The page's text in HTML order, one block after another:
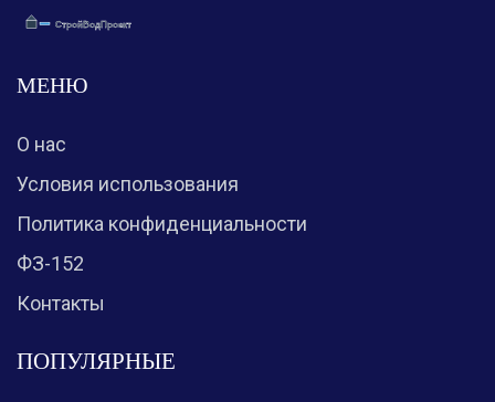
МЕНЮ
О нас
Условия использования
Политика конфиденциальности
ФЗ-152
Контакты
ПОПУЛЯРНЫЕ